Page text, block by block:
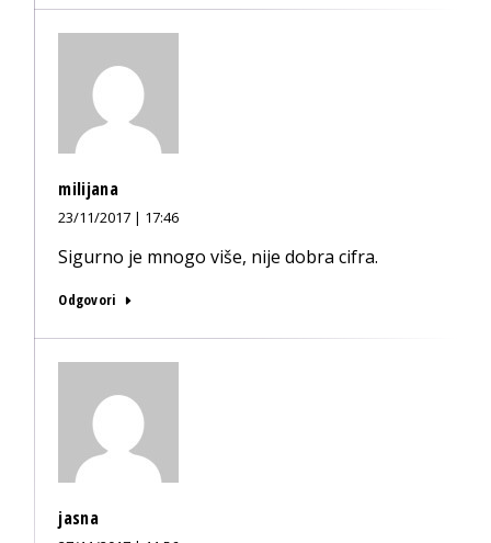
milijana
23/11/2017 | 17:46
Sigurno je mnogo više, nije dobra cifra.
Odgovori
jasna